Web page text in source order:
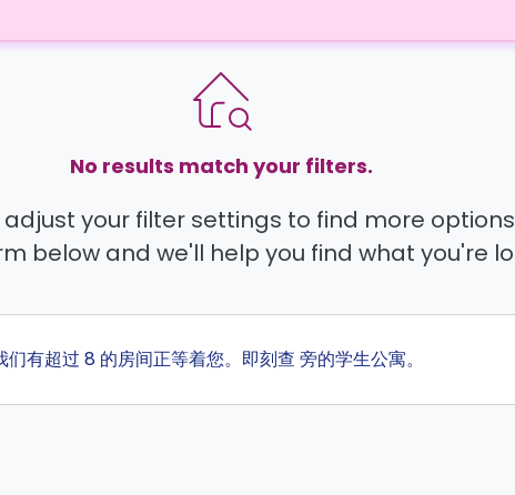
No results match your filters.
adjust your filter settings to find more
below and we'll help you find what you're
有超过 8 的房间正等着您。即刻查 旁的学生公寓。